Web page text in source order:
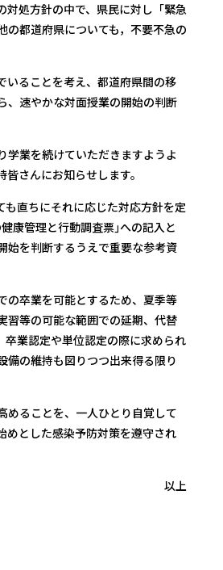
処方針の中で、県民に対し「緊急
都道府県についても，不要不急の
ることを考え、都道府県間の移
、速やかな対面授業の開始の判断
業を続けていただきますようよ
さんにお知らせします。
直ちにそれに応じた対応方針を定
康管理と行動調査票｣への記入と
始を判断するうえで重要な参考資
の卒業を可能とするため、夏季等
習等の可能な範囲での延期、代替
業認定や単位認定の際に求められ
備の維持も図りつつ出来得る限り
ることを、一人ひとり自覚して
めとした感染予防対策を遵守され
上